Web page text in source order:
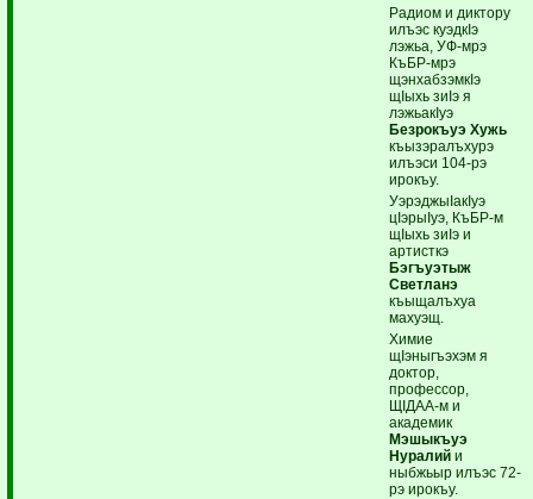
Радиом и диктору
илъэс куэдкIэ
лэжьа, УФ-мрэ
КъБР-мрэ
щэнхабзэмкIэ
щIыхь зиIэ я
лэжьакIуэ
Безрокъуэ Хужь
къызэралъхурэ
илъэси 104-рэ
ирокъу.
УэрэджыIакIуэ
цIэрыIуэ, КъБР-м
щIыхь зиIэ и
артисткэ
Бэгъуэтыж
Светланэ
къыщалъхуа
махуэщ.
Химие
щIэныгъэхэм я
доктор,
профессор,
ЩIДАА-м и
академик
Мэшыкъуэ
Нуралийи
ныбжьыр илъэс 72-
рэ ирокъу.